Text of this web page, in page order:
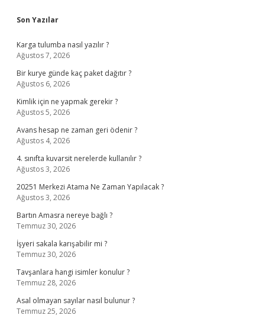
Sidebar
Son Yazılar
Karga tulumba nasıl yazılır ?
Ağustos 7, 2026
Bir kurye günde kaç paket dağıtır ?
Ağustos 6, 2026
Kimlik için ne yapmak gerekir ?
Ağustos 5, 2026
Avans hesap ne zaman geri ödenir ?
Ağustos 4, 2026
4. sınıfta kuvarsit nerelerde kullanılır ?
Ağustos 3, 2026
20251 Merkezi Atama Ne Zaman Yapılacak ?
Ağustos 3, 2026
Bartın Amasra nereye bağlı ?
Temmuz 30, 2026
İşyeri sakala karışabilir mi ?
Temmuz 30, 2026
Tavşanlara hangi isimler konulur ?
Temmuz 28, 2026
Asal olmayan sayılar nasıl bulunur ?
Temmuz 25, 2026